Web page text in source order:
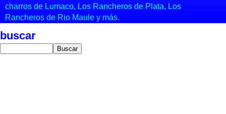
charros de Lumaco, Los Rancheros de Plata, Los
Rancheros de Rio Maule y más.
buscar